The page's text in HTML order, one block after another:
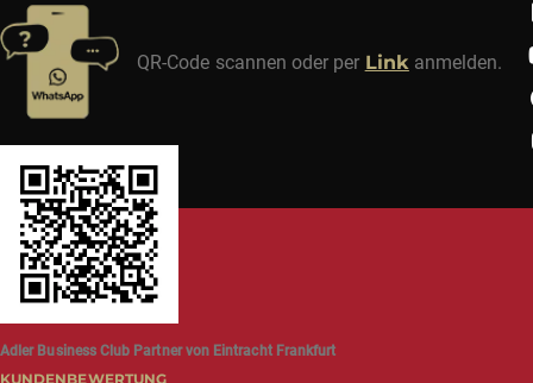
QR-Code scannen oder per Linkanmelden.
Adler Business Club Partner von Eintracht Frankfurt
KUNDENBEWERTUNG